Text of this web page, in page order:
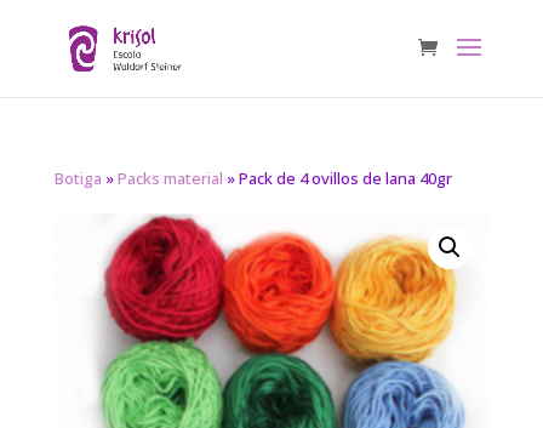
Botiga »Packs material » Pack de 4 ovillos de lana 40gr